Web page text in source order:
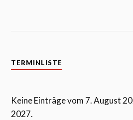
TERMINLISTE
Keine Einträge vom 7. August
2027.